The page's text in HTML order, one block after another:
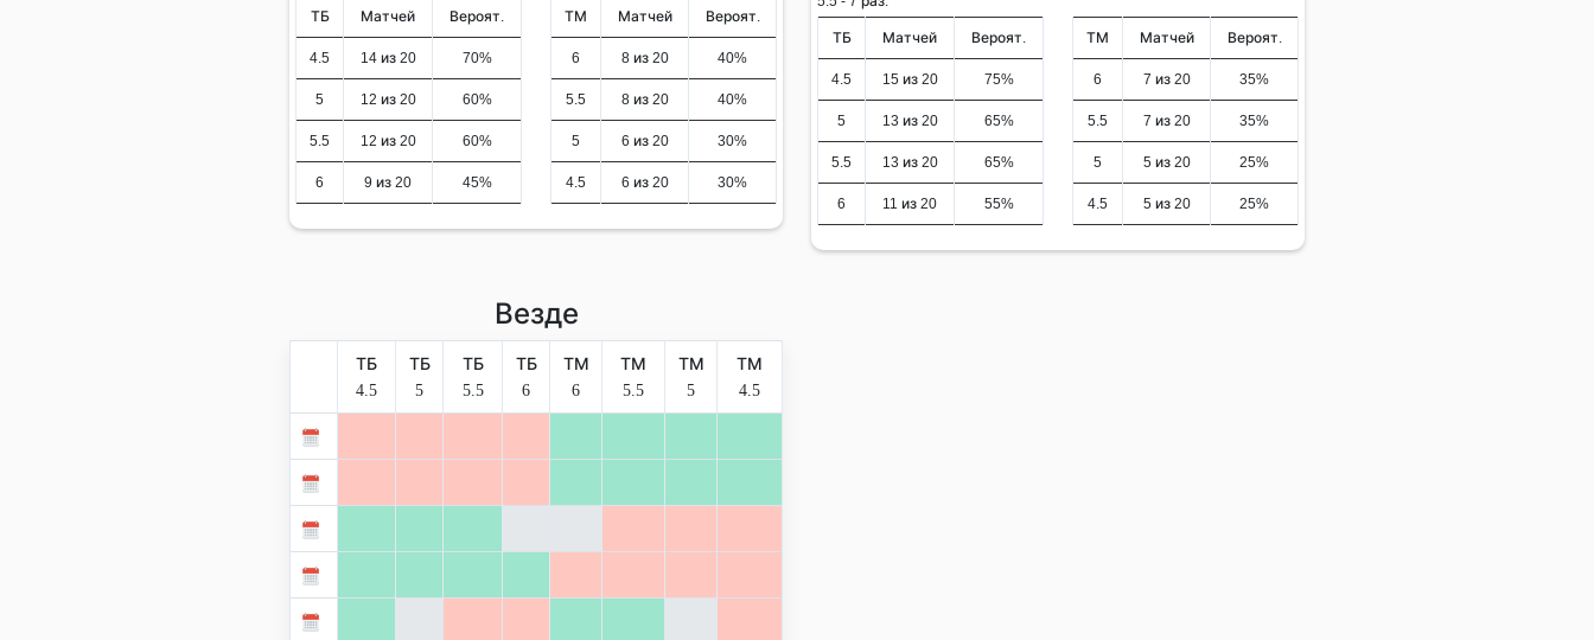
ТБ Матчей Вероят.
4.5 14 из 20 70%
5 12 из 20 60%
5.5 12 из 20 60%
6 9 из 20 45%
ТМ Матчей Вероят.
6 8 из 20 40%
5.5 8 из 20 40%
5 6 из 20 30%
4.5 6 из 20 30%
ТБ Матчей Вероят.
4.5 15 из 20 75%
5 13 из 20 65%
5.5 13 из 20 65%
6 11 из 20 55%
ТМ Матчей Вероят.
6 7 из 20 35%
5.5 7 из 20 35%
5 5 из 20 25%
4.5 5 из 20 25%
Везде
ТБ
4.5
ТБ
5
ТБ
5.5
ТБ
6
ТМ
6
ТМ
5.5
ТМ
5
ТМ
4.5